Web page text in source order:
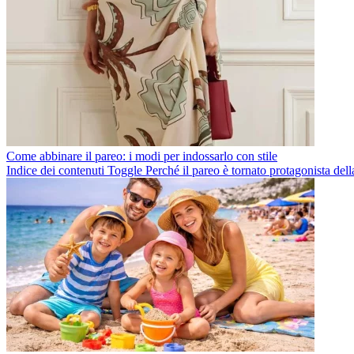
Come abbinare il pareo: i modi per indossarlo con stile
Indice dei contenuti Toggle Perché il pareo è tornato protagonista